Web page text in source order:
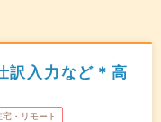
訳入力など＊高
宅・リモート